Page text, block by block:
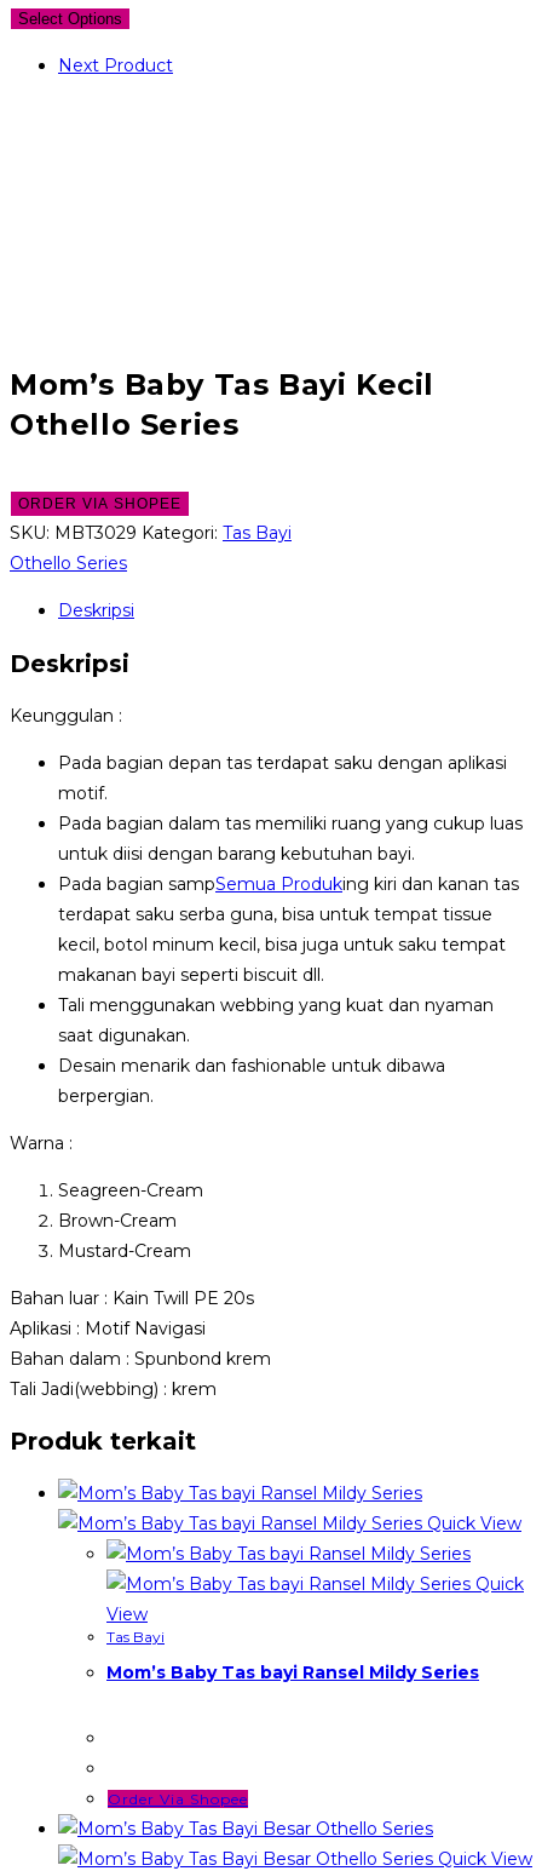
Select Options
Next Product
Mom’s Baby Tas Bayi Kecil
Othello Series
ORDER VIA SHOPEE
SKU: MBT3029 Kategori: Tas Bayi
Othello Series
Deskripsi
Deskripsi
Keunggulan :
Pada bagian depan tas terdapat saku dengan aplikasi
motif.
Pada bagian dalam tas memiliki ruang yang cukup luas
untuk diisi dengan barang kebutuhan bayi.
Pada bagian sampSemua Produking kiri dan kanan tas
terdapat saku serba guna, bisa untuk tempat tissue
kecil, botol minum kecil, bisa juga untuk saku tempat
makanan bayi seperti biscuit dll.
Tali menggunakan webbing yang kuat dan nyaman
saat digunakan.
Desain menarik dan fashionable untuk dibawa
berpergian.
Warna :
Seagreen-Cream
Brown-Cream
Mustard-Cream
Bahan luar : Kain Twill PE 20s
Aplikasi : Motif Navigasi
Bahan dalam : Spunbond krem
Tali Jadi(webbing) : krem
Produk terkait
Quick View
Quick
View
Tas Bayi
Mom’s Baby Tas bayi Ransel Mildy Series
Order Via Shopee
Quick View